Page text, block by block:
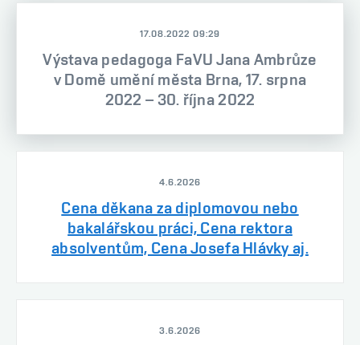
17.08.2022 09:29
Výstava pedagoga FaVU Jana Ambrůze
v Domě umění města Brna, 17. srpna
2022 – 30. října 2022
4.6.2026
Cena děkana za diplomovou nebo
bakalářskou práci, Cena rektora
absolventům, Cena Josefa Hlávky aj.
3.6.2026